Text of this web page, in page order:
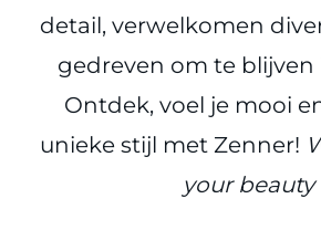
detail, verwelkomen
gedreven om te blijven
Ontdek, voel je mooi
unieke stijl met Zenner!
your beauty